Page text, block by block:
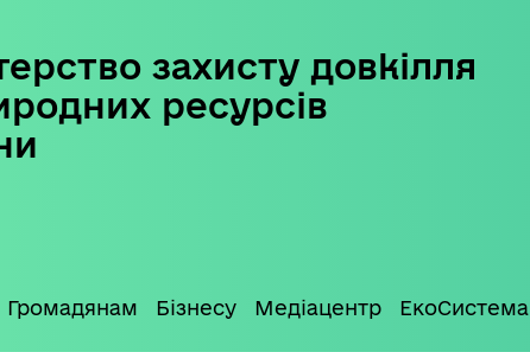
захисту довкілля
ресурсів
Громадянам Бізнесу Медіацентр ЕкоСистема